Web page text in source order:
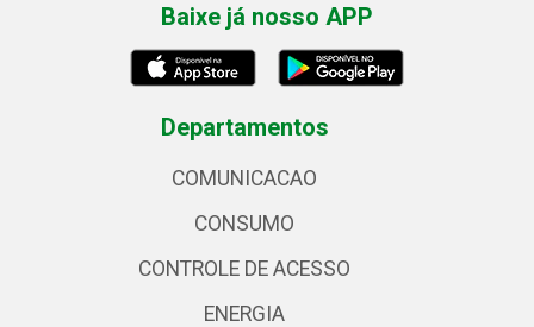
Baixe já nosso APP
Departamentos
COMUNICACAO
CONSUMO
CONTROLE DE ACESSO
ENERGIA